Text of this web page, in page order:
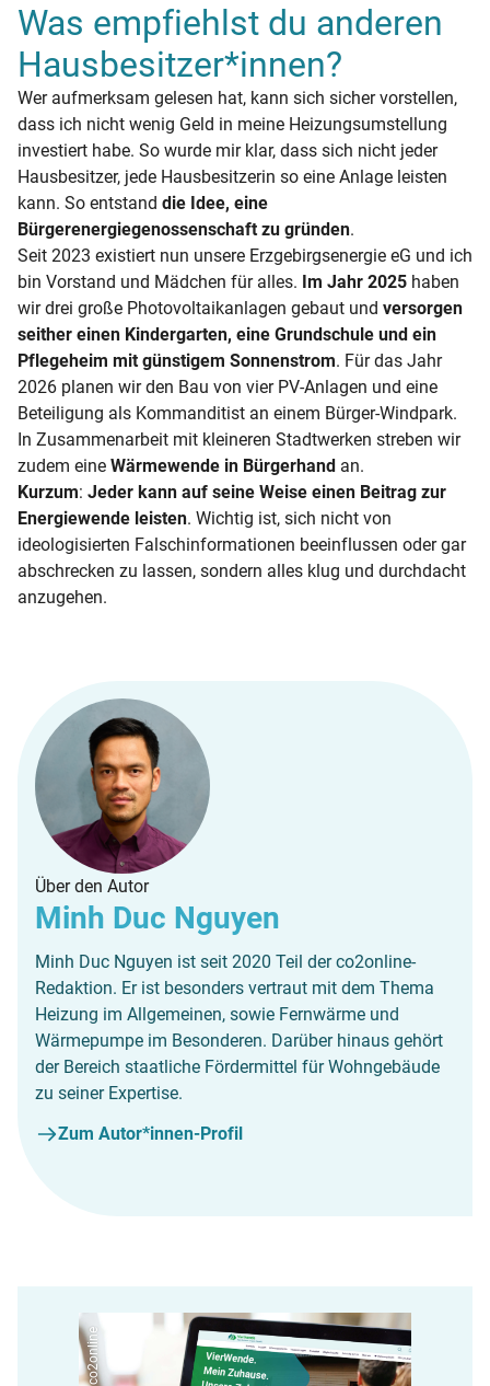
Was empfiehlst du anderen
Hausbesitzer*innen?
Wer aufmerksam gelesen hat, kann sich sicher vorstellen,
dass ich nicht wenig Geld in meine Heizungsumstellung
investiert habe. So wurde mir klar, dass sich nicht jeder
Hausbesitzer, jede Hausbesitzerin so eine Anlage leisten
kann. So entstand die Idee, eine
Bürgerenergiegenossenschaft zu gründen.
Seit 2023 existiert nun unsere Erzgebirgsenergie eG und ich
bin Vorstand und Mädchen für alles. Im Jahr 2025 haben
wir drei große Photovoltaikanlagen gebaut und versorgen
seither einen Kindergarten, eine Grundschule und ein
Pflegeheim mit günstigem Sonnenstrom. Für das Jahr
2026 planen wir den Bau von vier PV-Anlagen und eine
Beteiligung als Kommanditist an einem Bürger-Windpark.
In Zusammenarbeit mit kleineren Stadtwerken streben wir
zudem eine Wärmewende in Bürgerhand an.
Kurzum: Jeder kann auf seine Weise einen Beitrag zur
Energiewende leisten. Wichtig ist, sich nicht von
ideologisierten Falschinformationen beeinflussen oder gar
abschrecken zu lassen, sondern alles klug und durchdacht
anzugehen.
Über den Autor
Minh Duc Nguyen
Minh Duc Nguyen ist seit 2020 Teil der co2online-
Redaktion. Er ist besonders vertraut mit dem Thema
Heizung im Allgemeinen, sowie Fernwärme und
Wärmepumpe im Besonderen. Darüber hinaus gehört
der Bereich staatliche Fördermittel für Wohngebäude
zu seiner Expertise.
Zum Autor*innen-Profil
co2online